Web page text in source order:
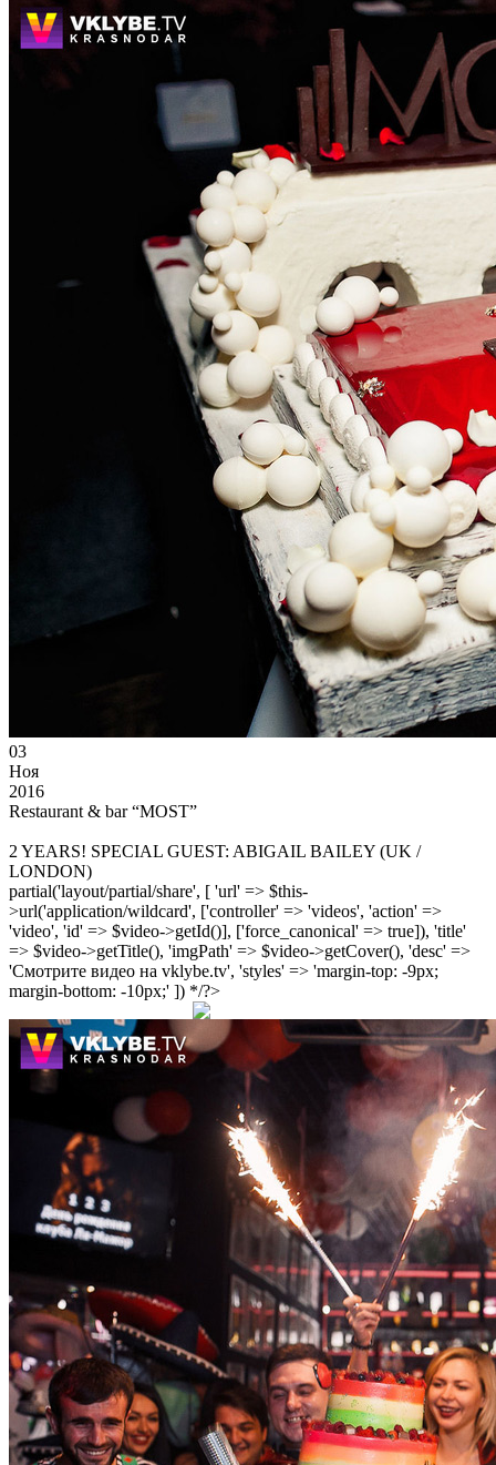
03
Ноя
2016
Restaurant & bar “MOST”
2 YEARS! SPECIAL GUEST: ABIGAIL BAILEY (UK /
LONDON)
partial('layout/partial/share', [ 'url' => $this-
>url('application/wildcard', ['controller' => 'videos', 'action' =>
'video', 'id' => $video->getId()], ['force_canonical' => true]), 'title'
=> $video->getTitle(), 'imgPath' => $video->getCover(), 'desc' =>
'Смотрите видео на vklybe.tv', 'styles' => 'margin-top: -9px;
margin-bottom: -10px;' ]) */?>